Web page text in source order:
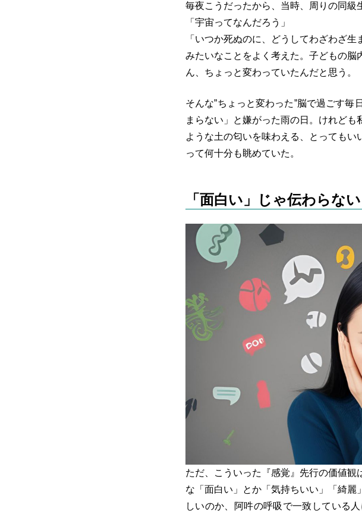
毎夜こうだったから、当時、周りの同
「宇宙ってなんだろう」
「いつか死ぬのに、どうしてわざわざ生
みたいなことをよく考えた。子どもの
ん、ちょっと変わっていたんだと思う。
そんな”ちょっと変わった”脳で過ごす
まらない」と嫌がった雨の日。けれど
ような土の匂いを味わえる、とっても
って何十分も眺めていた。
「面白い」じゃ伝わらな
ただ、こういった『感覚』先行の価値観
な「面白い」とか「気持ちいい」「綺
しいのか、阿吽の呼吸で一致している